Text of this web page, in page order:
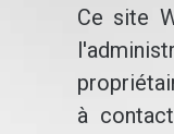
Ce site
à